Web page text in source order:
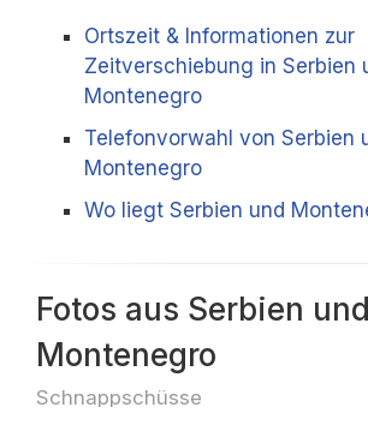
Ortszeit & Informationen zur
Zeitverschiebung in Serbien
Montenegro
Telefonvorwahl von Serbien
Montenegro
Wo liegt Serbien und
Fotos aus Serbien und
Montenegro
Schnappschüsse